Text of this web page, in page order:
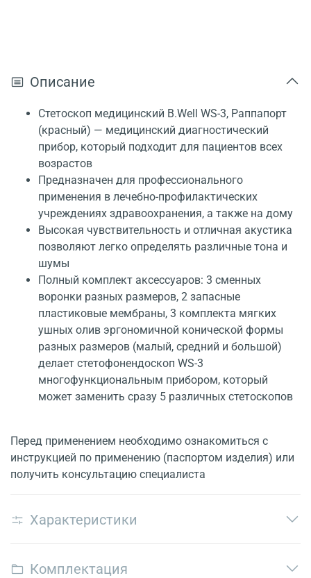
Описание
Стетоскоп медицинский B.Well WS-3, Раппапорт
(красный) — медицинский диагностический
прибор, который подходит для пациентов всех
возрастов
Предназначен для профессионального
применения в лечебно-профилактических
учреждениях здравоохранения, а также на дому
Высокая чувствительность и отличная акустика
позволяют легко определять различные тона и
шумы
Полный комплект аксессуаров: 3 сменных
воронки разных размеров, 2 запасные
пластиковые мембраны, 3 комплекта мягких
ушных олив эргономичной конической формы
разных размеров (малый, средний и большой)
делает стетофонендоскоп WS-3
многофункциональным прибором, который
может заменить сразу 5 различных стетоскопов
Перед применением необходимо ознакомиться с
инструкцией по применению (паспортом изделия) или
получить консультацию специалиста
Характеристики
Комплектация